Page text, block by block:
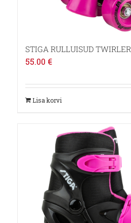
STIGA RULLUISUD
55.00 €
Lisa korvi